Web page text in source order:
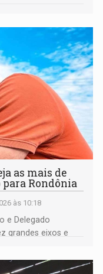
as mais de
para Rondônia
às 10:18
e Delegado
grandes eixos e